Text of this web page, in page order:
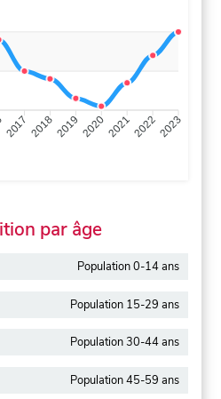
2017 20182019 2020202120222023
par âge
Population 0-14 ans
Population 15-29 ans
Population 30-44 ans
Population 45-59 ans